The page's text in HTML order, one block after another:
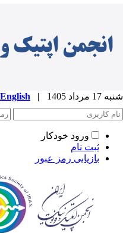
مرداد 1405 |
English
ورود خودکار
ثبت نام
بازیابی رمز عبور